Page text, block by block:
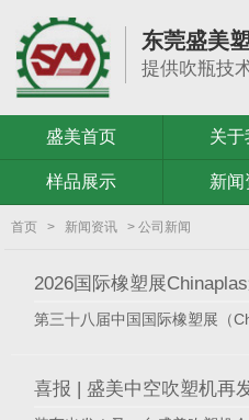
东莞盛美
提供吹瓶技
盛美首页 关于
样品展示 新闻
首页 > 新闻资讯 > 公司新闻
2026国际橡塑展
第三十八届中国国际橡塑展（
喜报 | 盛美中空吹塑机再